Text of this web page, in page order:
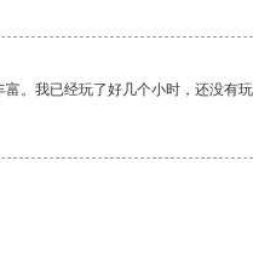
。我已经玩了好几个小时，还没有玩